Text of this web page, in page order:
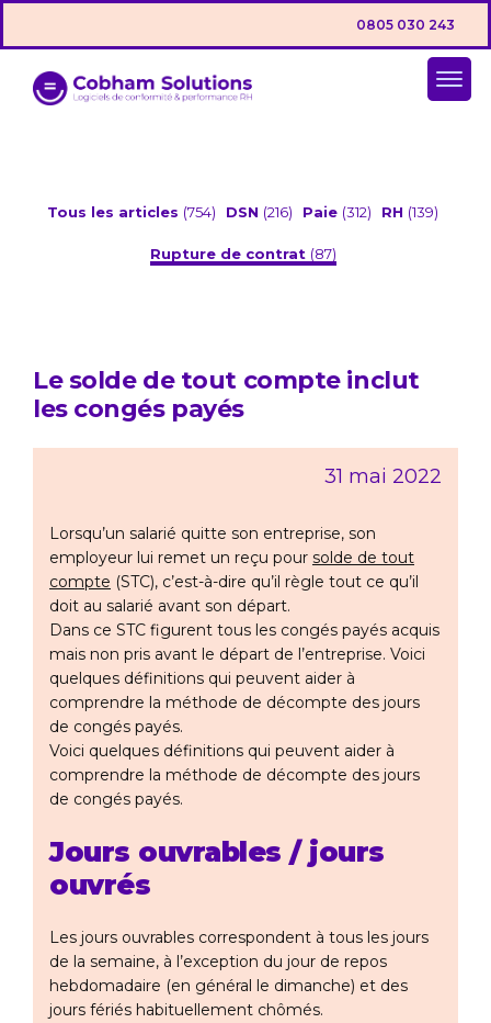
0805 030 243
Tous les articles (754) DSN (216) Paie (312) RH (139)
Rupture de contrat (87)
Le solde de tout compte inclut
les congés payés
31 mai 2022
Lorsqu’un salarié quitte son entreprise, son
employeur lui remet un reçu pour solde de tout
compte (STC), c’est-à-dire qu’il règle tout ce qu’il
doit au salarié avant son départ.
Dans ce STC figurent tous les congés payés acquis
mais non pris avant le départ de l’entreprise. Voici
quelques définitions qui peuvent aider à
comprendre la méthode de décompte des jours
de congés payés.
Voici quelques définitions qui peuvent aider à
comprendre la méthode de décompte des jours
de congés payés.
Jours ouvrables / jours
ouvrés
Les jours ouvrables correspondent à tous les jours
de la semaine, à l’exception du jour de repos
hebdomadaire (en général le dimanche) et des
jours fériés habituellement chômés.